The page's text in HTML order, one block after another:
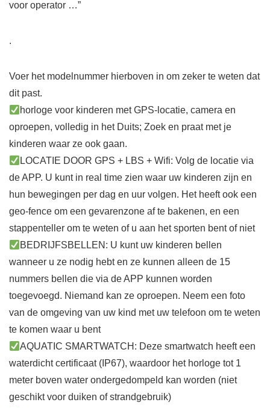
voor operator …”
.
Voer het modelnummer hierboven in om zeker te weten dat
dit past.
horloge voor kinderen met GPS-locatie, camera en
oproepen, volledig in het Duits; Zoek en praat met je
kinderen waar ze ook gaan.
LOCATIE DOOR GPS + LBS + Wifi: Volg de locatie via
de APP. U kunt in real time zien waar uw kinderen zijn en
hun bewegingen per dag en uur volgen. Het heeft ook een
geo-fence om een gevarenzone af te bakenen, en een
stappenteller om te weten of u aan het sporten bent of niet
BEDRIJFSBELLEN: U kunt uw kinderen bellen
wanneer u ze nodig hebt en ze kunnen alleen de 15
nummers bellen die via de APP kunnen worden
toegevoegd. Niemand kan ze oproepen. Neem een foto
van de omgeving van uw kind met uw telefoon om te weten
te komen waar u bent
AQUATIC SMARTWATCH: Deze smartwatch heeft een
waterdicht certificaat (IP67), waardoor het horloge tot 1
meter boven water ondergedompeld kan worden (niet
geschikt voor duiken of strandgebruik)